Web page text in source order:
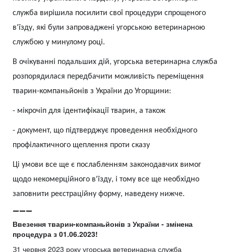
служба вирішила посилити свої процедури спрощеного
в'їзду, які були запроваджені угорською ветеринарною
службою у минулому році.
В очікуванні подальших дій, угорська ветеринарна служба
розпорядилася передбачити можливість переміщення
тварин-компаньйонів з України до Угорщини:
- мікрочіп для ідентифікації тварин, а також
- документ, що підтверджує проведення необхідного
профілактичного щеплення проти сказу
Ці умови все ще є послабленням законодавчих вимог
щодо некомерційного в'їзду, і тому все ще необхідно
заповнити реєстраційну форму, наведену нижче.
___
Ввезення тварин-компаньйонів з України - змінена
процедура з 01.06.2023!
З1 червня 2023 року угорська ветеринарна служба